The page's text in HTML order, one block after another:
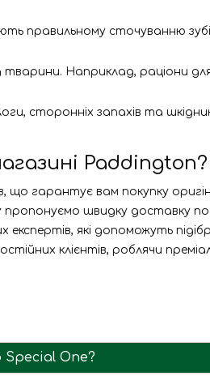
правильному сточуванню
Наприклад, раціони
сторонніх запахів та
Paddington?
гарантує вам покупку
швидку доставку
які допоможуть
клієнтів, роблячи
One?